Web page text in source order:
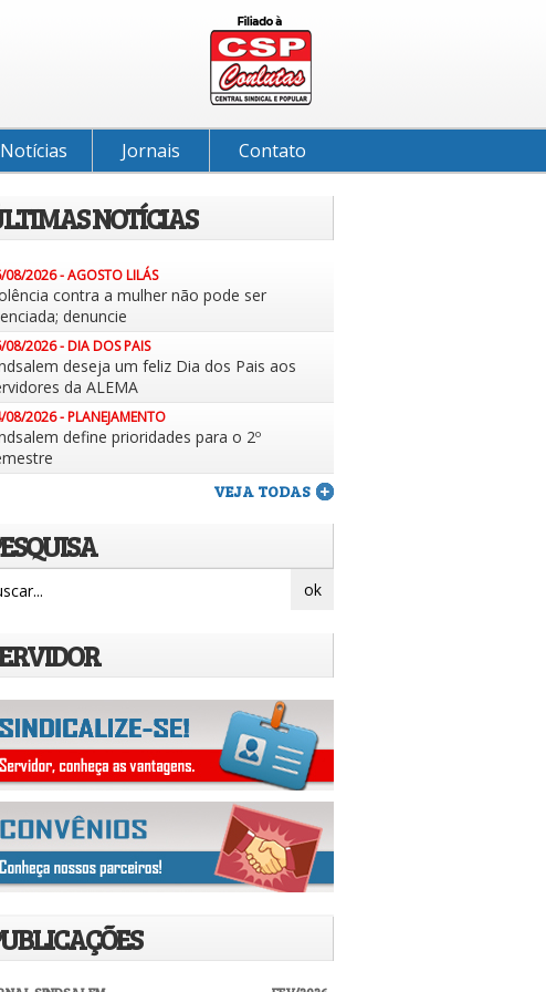
Notícias Jornais Contato
NOTÍCIAS
08/2026 - AGOSTO LILÁS
contra a mulher não pode ser
denuncie
08/2026 - DIA DOS PAIS
deseja um feliz Dia dos Pais aos
da ALEMA
08/2026 - PLANEJAMENTO
define prioridades para o 2º
VEJA TODAS